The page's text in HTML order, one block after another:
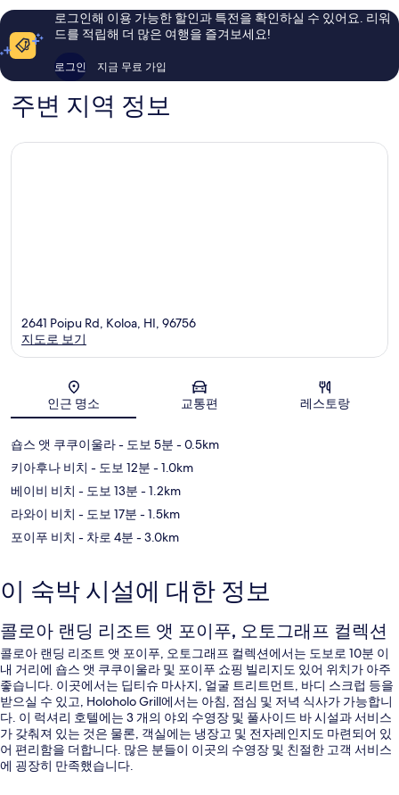
이
후
기
에
Lihue
해
요,
로그인해 이용 가능한 할인과 특전을 확인하실 수 있어요. 리워
드를 적립해 더 많은 여행을 즐겨보세요!
로그인 지금 무료 가입
주변 지역 정보
지도
2641 Poipu Rd, Koloa, HI, 96756
지도로 보기
인근 명소 교통편 레스토랑
숍스 앳 쿠쿠이울라- 도보 5분 - 0.5km
키아후나 비치 - 도보 12분 - 1.0km
베이비 비치 - 도보 13분 - 1.2km
라와이 비치 - 도보 17분 - 1.5km
포이푸 비치 - 차로 4분 - 3.0km
이 숙박 시설에 대한 정보
콜로아 랜딩 리조트 앳 포이푸, 오토그래프 컬렉션
콜로아 랜딩 리조트 앳 포이푸, 오토그래프 컬렉션에서는 도보로 10분 이
내 거리에 숍스 앳 쿠쿠이울라 및 포이푸 쇼핑 빌리지도 있어 위치가 아주
좋습니다. 이곳에서는 딥티슈 마사지, 얼굴 트리트먼트, 바디 스크럽 등을
받으실 수 있고, Holoholo Grill에서는 아침, 점심 및 저녁 식사가 가능합니
다. 이 럭셔리 호텔에는 3 개의 야외 수영장 및 풀사이드 바 시설과 서비스
가 갖춰져 있는 것은 물론, 객실에는 냉장고 및 전자레인지도 마련되어 있
어 편리함을 더합니다. 많은 분들이 이곳의 수영장 및 친절한 고객 서비스
에 굉장히 만족했습니다.